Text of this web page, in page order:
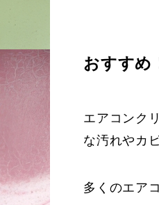
おすすめ
エアコンク
な汚れやカ
多くのエア